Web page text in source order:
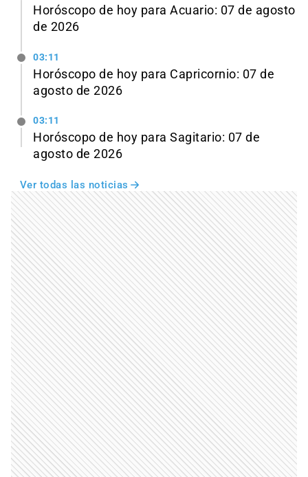
Horóscopo de hoy para Acuario: 07 de agosto
de 2026
03:11
Horóscopo de hoy para Capricornio: 07 de
agosto de 2026
03:11
Horóscopo de hoy para Sagitario: 07 de
agosto de 2026
Ver todas las noticias